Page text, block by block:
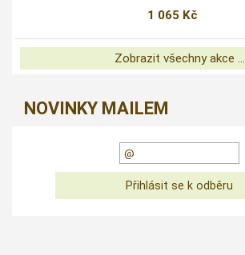
1 065 Kč
Zobrazit všechny akce ...
NOVINKY MAILEM